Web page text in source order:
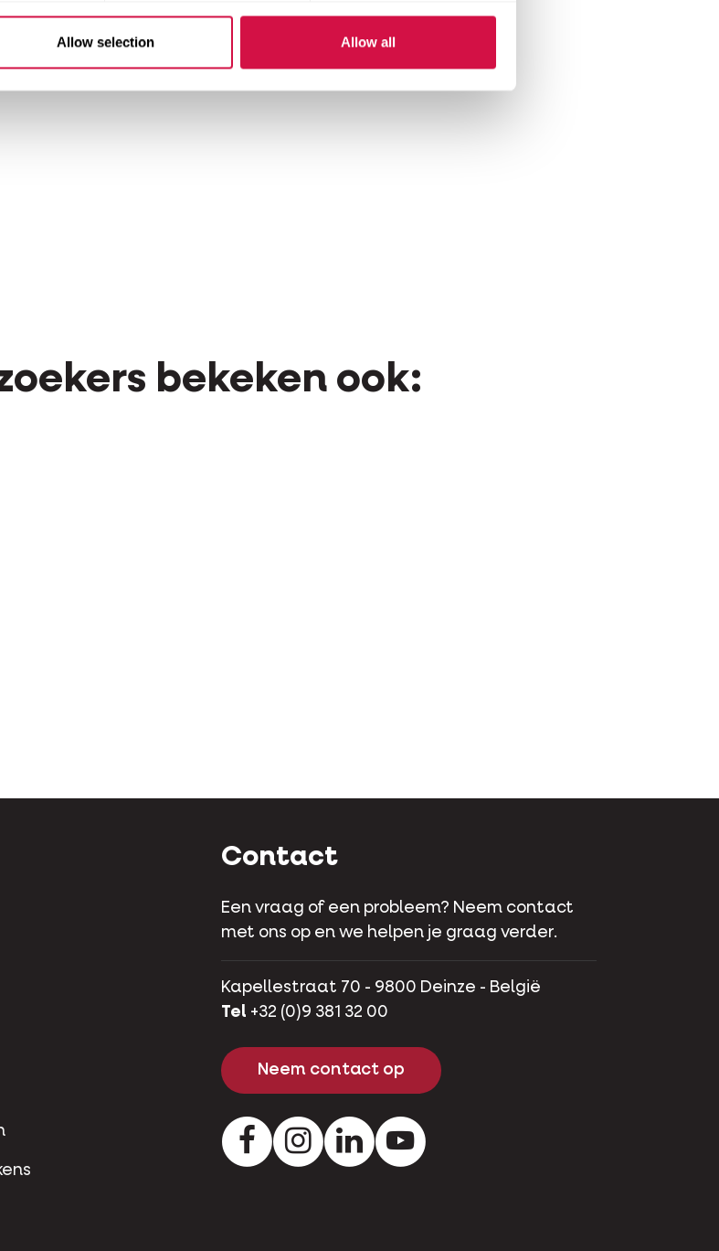
Allow selection Allow all
bekeken ook:
Contact
Een vraag of een probleem? Neem contact
met ons op en we helpen je graag verder.
Kapellestraat 70 - 9800 Deinze - België
Tel +32 (0)9 381 32 00
Neem contact op
FacebookInstagramLinkedInYoutube